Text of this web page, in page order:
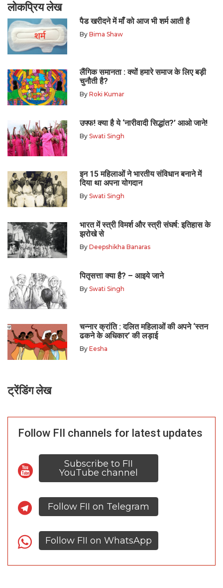
लोकप्रिय लेख
पैड खरीदने में माँ को आज भी शर्म आती है
By Bima Shaw
लैंगिक समानता : क्यों हमारे समाज के लिए बड़ी
चुनौती है?
By Roki Kumar
उफ्फ! क्या है ये ‘नारीवादी सिद्धांत?’ आओ जाने!
By Swati Singh
इन 15 महिलाओं ने भारतीय संविधान बनाने में
दिया था अपना योगदान
By Swati Singh
भारत में स्त्री विमर्श और स्त्री संघर्ष: इतिहास के
झरोखे से
By Deepshikha Banaras
पितृसत्ता क्या है? – आइये जाने
By Swati Singh
चन्नार क्रांति : दलित महिलाओं की अपने ‘स्तन
ढकने के अधिकार’ की लड़ाई
By Eesha
ट्रेंडिंग लेख
Follow FII channels for latest updates
Subscribe to FII
YouTube channel
Follow FII on Telegram
Follow FII on WhatsApp